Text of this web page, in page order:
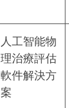
人工智能物
理治療評估
軟件解決方
案